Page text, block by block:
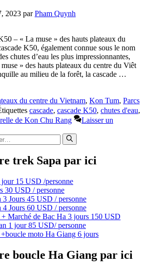
2023 parPham Quynh
– « La muse » des hauts plateaux du
K50, également connue sous le nom
chutes d’eau les plus impressionnantes,
» des hauts plateaux du centre du Viêt
au milieu de la forêt, la cascade …
du centre du Vietnam, Kon Tum, Parcs
cascade, cascade K50, chutes d'eau,
de Kon Chu Rang
Laisser un
trek Sapa par ici
15 USD /personne
30 USD / personne
3 Jours 45 USD / personne
4 Jours 60 USD / personne
+ Marché de Bac Ha 3 jours 150 USD
1 jour 85 USD/ personne
moto Ha Giang 6 jours
boucle Ha Giang par ici